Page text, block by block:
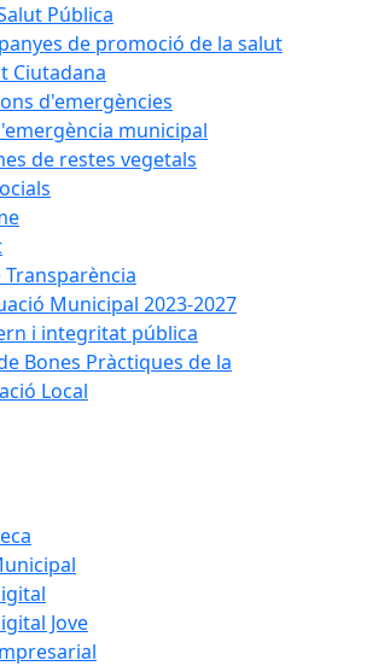
Pública
de promoció de la salut
Ciutadana
d'emergències
municipal
de restes vegetals
Municipal 2023-2027
i integritat pública
Bones Pràctiques de la
Local
Jove